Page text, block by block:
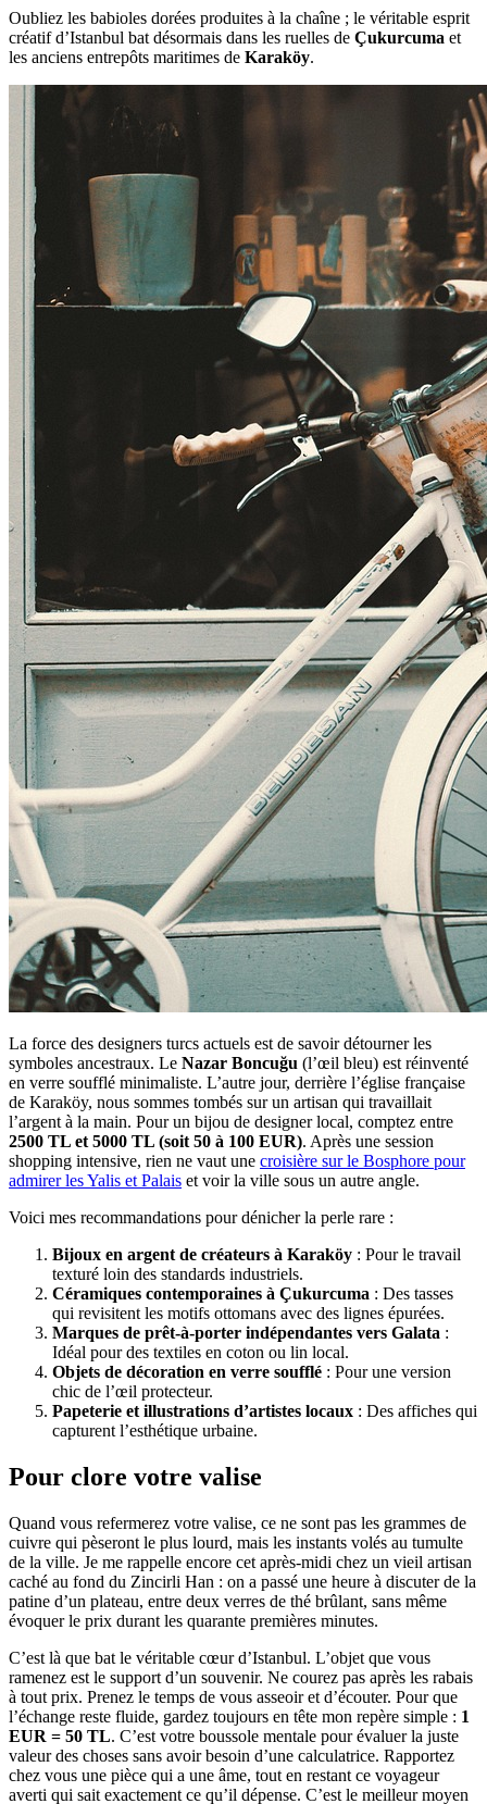
Oubliez les babioles dorées produites à la chaîne ; le véritable esprit
créatif d’Istanbul bat désormais dans les ruelles de Çukurcuma et
les anciens entrepôts maritimes de Karaköy.
La force des designers turcs actuels est de savoir détourner les
symboles ancestraux. Le Nazar Boncuğu (l’œil bleu) est réinventé
en verre soufflé minimaliste. L’autre jour, derrière l’église française
de Karaköy, nous sommes tombés sur un artisan qui travaillait
l’argent à la main. Pour un bijou de designer local, comptez entre
2500 TL et 5000 TL (soit 50 à 100 EUR). Après une session
shopping intensive, rien ne vaut une croisière sur le Bosphore pour
admirer les Yalis et Palais et voir la ville sous un autre angle.
Voici mes recommandations pour dénicher la perle rare :
Bijoux en argent de créateurs à Karaköy : Pour le travail
texturé loin des standards industriels.
Céramiques contemporaines à Çukurcuma : Des tasses
qui revisitent les motifs ottomans avec des lignes épurées.
Marques de prêt-à-porter indépendantes vers Galata :
Idéal pour des textiles en coton ou lin local.
Objets de décoration en verre soufflé : Pour une version
chic de l’œil protecteur.
Papeterie et illustrations d’artistes locaux : Des affiches qui
capturent l’esthétique urbaine.
Pour clore votre valise
Quand vous refermerez votre valise, ce ne sont pas les grammes de
cuivre qui pèseront le plus lourd, mais les instants volés au tumulte
de la ville. Je me rappelle encore cet après-midi chez un vieil artisan
caché au fond du Zincirli Han : on a passé une heure à discuter de la
patine d’un plateau, entre deux verres de thé brûlant, sans même
évoquer le prix durant les quarante premières minutes.
C’est là que bat le véritable cœur d’Istanbul. L’objet que vous
ramenez est le support d’un souvenir. Ne courez pas après les rabais
à tout prix. Prenez le temps de vous asseoir et d’écouter. Pour que
l’échange reste fluide, gardez toujours en tête mon repère simple : 1
EUR = 50 TL. C’est votre boussole mentale pour évaluer la juste
valeur des choses sans avoir besoin d’une calculatrice. Rapportez
chez vous une pièce qui a une âme, tout en restant ce voyageur
averti qui sait exactement ce qu’il dépense. C’est le meilleur moyen